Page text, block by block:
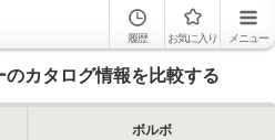
履歴 お気に入り メニュー
カタログ情報を比較する
ボルボ